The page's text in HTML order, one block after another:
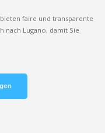
faire und transparente
nach Lugano, damit Sie